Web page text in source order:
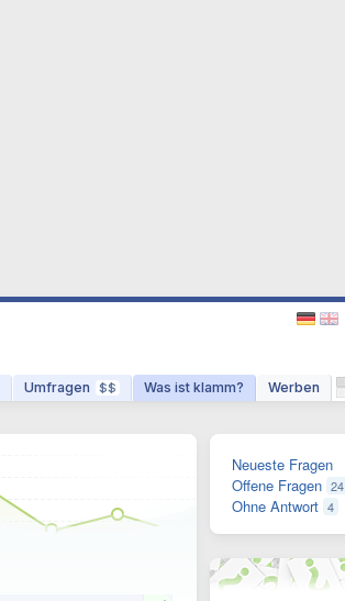
Umfragen $$ Was ist klamm? Werben
Neueste Fragen
Offene Fragen 24
Ohne Antwort 4